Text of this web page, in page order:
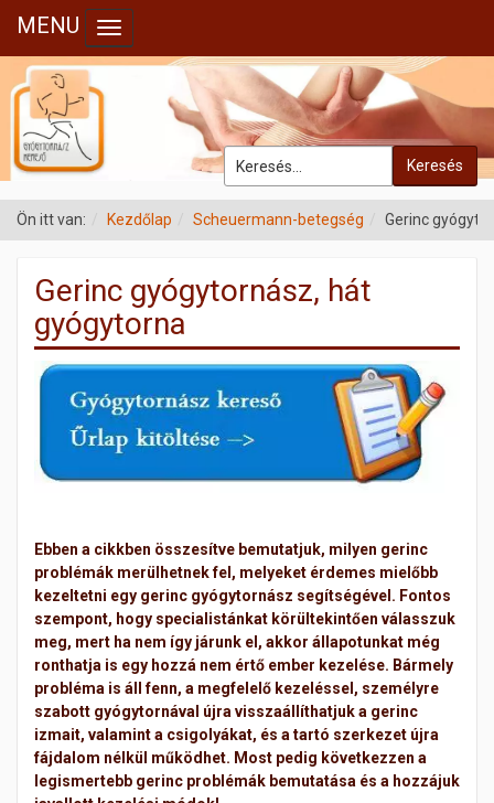
Keresés
MENU Toggle navigation
Ön itt van: Kezdőlap Scheuermann-betegség Gerinc
Gerinc gyógytornász, hát
gyógytorna
Ebben a cikkben összesítve bemutatjuk, milyen gerinc
problémák merülhetnek fel, melyeket érdemes mielőbb
kezeltetni egy gerinc gyógytornász segítségével. Fontos
szempont, hogy specialistánkat körültekintően válasszuk
meg, mert ha nem így járunk el, akkor állapotunkat még
ronthatja is egy hozzá nem értő ember kezelése. Bármely
probléma is áll fenn, a megfelelő kezeléssel, személyre
szabott gyógytornával újra visszaállíthatjuk a gerinc
izmait, valamint a csigolyákat, és a tartó szerkezet újra
fájdalom nélkül működhet. Most pedig következzen a
legismertebb gerinc problémák bemutatása és a hozzájuk